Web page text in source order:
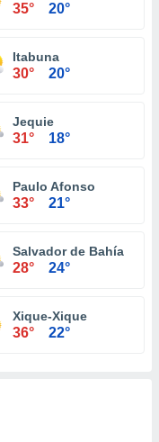
35° 20°
Itabuna
30° 20°
Jequie
31° 18°
Paulo Afonso
33° 21°
Salvador de Bahía
28° 24°
Xique-Xique
36° 22°